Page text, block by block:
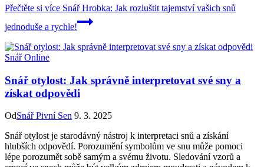
Přečtěte si více Snář Hrobka: Jak rozluštit tajemství vašich snů
jednoduše a rychle!
Snář Online
Snář otylost: Jak správně interpretovat své sny a
získat odpovědi
OdSnář Pivní Sen 9. 3. 2025
Snář otylost je starodávný nástroj k interpretaci snů a získání
hlubších odpovědí. Porozumění symbolům ve snu může pomoci
lépe porozumět sobě samým a svému životu. Sledování vzorů a